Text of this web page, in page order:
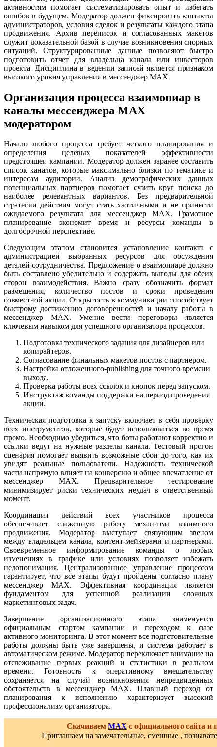
активностям помогает систематизировать опыт и избегать
ошибок в будущем. Модератор должен фиксировать контакты
администраторов, условия сделок и результаты каждого этапа
продвижения. Архив переписок и согласованных макетов
служит доказательной базой в случае возникновения спорных
ситуаций. Структурированные данные позволяют быстро
подготовить отчет для владельца канала или инвесторов
проекта. Дисциплина в ведении записей является признаком
высокого уровня управления в мессенджер MAX.
Организация процесса взаимопиар в
каналы мессенджера MAX
модератором
Начало любого процесса требует четкого планирования и
определения целевых показателей эффективности
предстоящей кампании. Модератор должен заранее составить
список каналов, которые максимально близки по тематике и
интересам аудитории. Анализ демографических данных
потенциальных партнеров помогает сузить круг поиска до
наиболее релевантных вариантов. Без предварительной
стратегии действия могут стать хаотичными и не принести
ожидаемого результата для мессенджер MAX. Грамотное
планирование экономит время и ресурсы команды в
долгосрочной перспективе.
Следующим этапом становится установление контакта с
администрацией выбранных ресурсов для обсуждения
деталей сотрудничества. Предложение о взаимопиаре должно
быть составлено убедительно и содержать выгоды для обеих
сторон взаимодействия. Важно сразу обозначить формат
размещения, количество постов и сроки проведения
совместной акции. Открытость в коммуникации способствует
быстрому достижению договоренностей и началу работы в
мессенджер MAX. Умение вести переговоры является
ключевым навыком для успешного организатора процессов.
Подготовка технического задания для дизайнеров или
копирайтеров.
Согласование финальных макетов постов с партнером.
Настройка отложенного-publishing для точного времени
выхода.
Проверка работы всех ссылок и кнопок перед запуском.
Инструктаж команды поддержки на период проведения
акции.
Техническая подготовка к запуску включает в себя проверку
всех инструментов, которые будут использоваться во время
промо. Необходимо убедиться, что боты работают корректно и
ссылки ведут на нужные разделы канала. Тестовый прогон
сценария помогает выявить возможные сбои до того, как их
увидят реальные пользователи. Надежность технической
части напрямую влияет на конверсию и общее впечатление от
мессенджер MAX. Предварительное тестирование
минимизирует риски технических неудач в ответственный
момент.
Координация действий всех участников процесса
обеспечивает слаженную работу механизма взаимного
продвижения. Модератор выступает связующим звеном
между владельцем канала, контент-мейкерами и партнерами.
Своевременное информирование команды о любых
изменениях в графике или условиях позволяет избежать
недопонимания. Централизованное управление процессом
гарантирует, что все этапы будут пройдены согласно плану
мессенджер MAX. Эффективная координация является
фундаментом для успешной реализации сложных
маркетинговых задач.
Завершение организационного этапа знаменуется
официальным стартом кампании и переходом к фазе
активного мониторинга. В этот момент все подготовительные
работы должны быть уже завершены, и система работает в
автоматическом режиме. Модератор переключает внимание на
отслеживание первых реакций и статистики в реальном
времени. Готовность к оперативному вмешательству
сохраняется на случай возникновения непредвиденных
обстоятельств в мессенджер MAX. Плавный переход от
планирования к исполнению характеризует высокий
профессионализм организатора.
Скачиваем MAX с официального сайта
Приглашаем на замечательные, смешные ,